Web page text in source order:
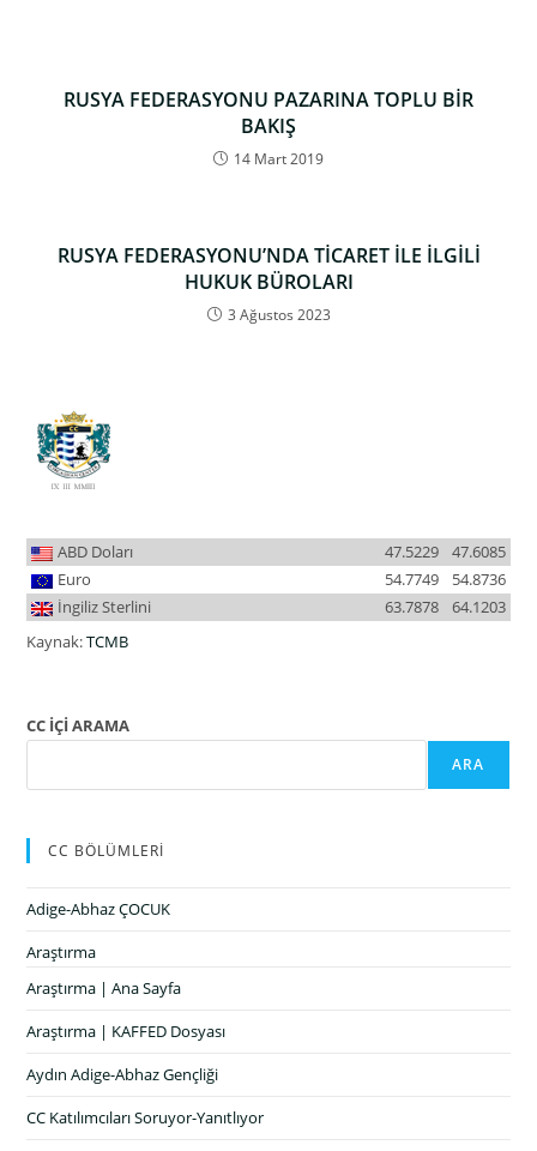
RUSYA FEDERASYONU PAZARINA TOPLU BİR
BAKIŞ
14 Mart 2019
RUSYA FEDERASYONU’NDA TİCARET İLE İLGİLİ
HUKUK BÜROLARI
3 Ağustos 2023
ABD Doları 47.6085
47.5229
Euro
54.8736
54.7749
İngiliz Sterlini
64.1203
63.7878
Kaynak:TCMB
CC İÇİ ARAMA
ARA
CC BÖLÜMLERİ
Adige-Abhaz ÇOCUK
Araştırma
Araştırma | Ana Sayfa
Araştırma | KAFFED Dosyası
Aydın Adige-Abhaz Gençliği
CC Katılımcıları Soruyor-Yanıtlıyor